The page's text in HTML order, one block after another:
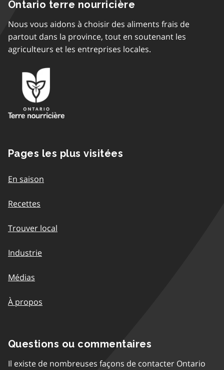
Ontario terre nourricière
Nous vous aidons à choisir des aliments frais de
partout dans la province, tout en soutenant les
agriculteurs et les entreprises locales.
Pages les plus visitées
En saison
Recettes
Trouver local
Industrie
Médias
À propos
Questions ou commentaires
Il existe de nombreuses façons de contacter Ontario